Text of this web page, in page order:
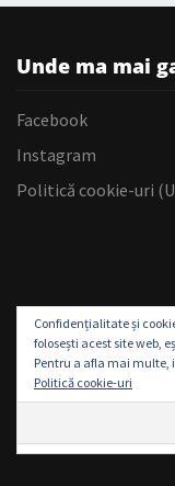
Unde ma mai
Facebook
Instagram
Politică cookie-uri
Confidențialitate și
folosești acest site web,
Pentru a afla mai multe,
Politică cookie-uri